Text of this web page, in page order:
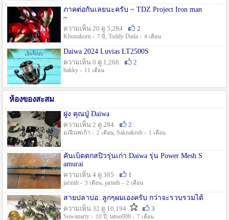
ภาคต่อกันเลยนะครับ ~ TDZ Project Iron man
~
ความเห็น 20 ดู 5,284
2
Khunakorn - 7 ปี , Toddy Dada - 4 เดือน
Daiwa 2024 Luvias LT2500S
ความเห็น 0 ดู 1,268
2
hakky - 11 เดือน
ห้องของสะสม
ฝูง คุณปู่ Daiwa
ความเห็น 2 ดู 284
2
มณีนพเก้า - 2 เดือน, Saknakrub - 1 เดือน
คันเบ็ดตกสปิ๋วรุ่นเก่า Daiwa รุ่น Power Mesh S
amurai
ความเห็น 4 ดู 385
1
jarinth - 3 เดือน, jarinth - 2 เดือน
สายปลาบ่อ..ลูกๆผมเองครับ กว่าจะรวบรวมได้
ความเห็น 32 ดู 10,194
3
Suwanarty - 10 ปี , tatoo006 - 7 เดือน